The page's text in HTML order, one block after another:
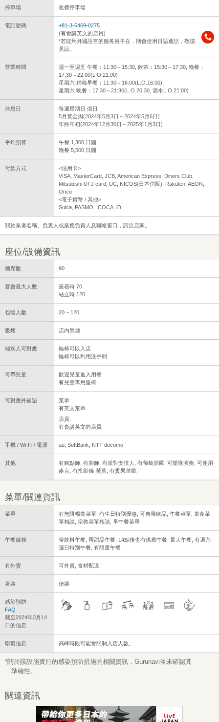
停車場 收費停車場
電話號碼
+81-3-5469-0275
(有會講英文的店員)
*若能用外國語言的服务員不在，則會使用日語通話，敬請
見諒。
營業時間
週一至週五 午餐：11:30～15:30, 飲茶：15:30～17:30, 晚餐：
17:30～22:00(L.O.21:00)
星期六 稍晚早餐：11:30～16:00(L.O.16:00)
星期六 晚餐：17:30～21:30(L.O.20:30, 酒水L.O.21:00)
休息日
每週星期日 假日
5月黃金周(2024年5月3日～2024年5月6日)
年終年初(2024年12月30日～2025年1月3日)
平均預算
午餐 1,300 日圓
晚餐 5,500 日圓
付款方式
<信用卡>
VISA, MasterCard, JCB, American Express, Diners Club,
Mitsubishi UFJ card, UC, NICOS(日本信販), Rakuten, AEON,
Orico
<電子貨幣 / 其他>
Suica, PASMO, ICOCA, iD
關於業者名稱、負責人或業務負責人及聯絡窗口，請洽店家。
座位/設備資訊
總席數 90
宴會最大人數
座着時 70
站立時 120
包場人數 20 ~ 120
吸煙 店内禁煙
殘疾人可對應
輪椅可以入店
輪椅可以利用洗手間
可帶兒童
歡迎兒童進入用餐
有兒童專用座椅
可對應外國語
菜單:
有英文菜單
店員:
有會講英文的店員
手機 / Wi-Fi / 電源 au, SoftBank, NTT docomo
其他
有糕點師, 有廚師, 有派對安排人, 有葡萄酒庫, 可樂隊演奏, 可使用
麥克, 有投影儀·螢幕, 有賓果遊戲
菜單/關連資訊
菜單
有無限暢飲菜單, 有生日特別優惠, 可自帶飲品, 午餐菜單, 素食菜
單相談, 宗教菜單相談, 早午餐菜單
午餐服務
帶飲料午餐, 帶甜品午餐, 14點後也有供應午餐, 量大午餐, 有週六·
週日特別午餐, 有限量午餐
有外賣 可外賣, 食材配送
著裝 便裝
感染預防
FAQ
截至2024年3月14
日的信息
聯繫信息 高峰時段可能會限制入店人數。
*關於該設施實行的感染預防措施的相關資訊，Gurunavi並未確認其
準確性。
關連資訊